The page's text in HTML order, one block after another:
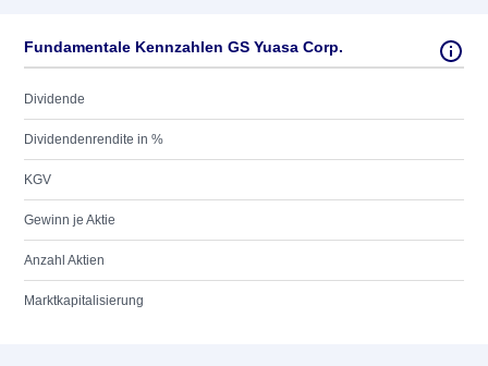
Fundamentale Kennzahlen GS Yuasa Corp.
Dividende
Dividendenrendite in %
KGV
Gewinn je Aktie
Anzahl Aktien
Marktkapitalisierung